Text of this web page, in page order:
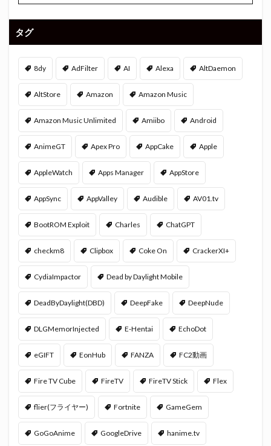
タグ
8dy AdFilter AI Alexa AltDaemon
AltStore Amazon Amazon Music
Amazon Music Unlimited Amiibo Android
AnimeGT Apex Pro AppCake Apple
AppleWatch Apps Manager AppStore
AppSync AppValley Audible AV01.tv
BootROM Exploit Charles ChatGPT
checkm8 Clipbox Coke On CrackerXI+
CydiaImpactor Dead by Daylight Mobile
DeadByDaylight(DBD) DeepFake DeepNude
DLGMemorInjected E-Hentai EchoDot
eGIFT EonHub FANZA FC2動画
Fire TV Cube FireTV FireTV Stick Flex
flier(フライヤー) Fortnite GameGem
GoGoAnime GoogleDrive hanime.tv